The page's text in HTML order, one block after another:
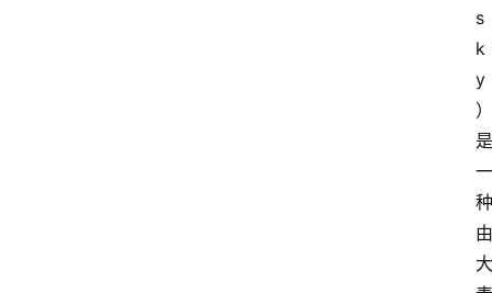
s
k
y
）
是
一
种
由
大